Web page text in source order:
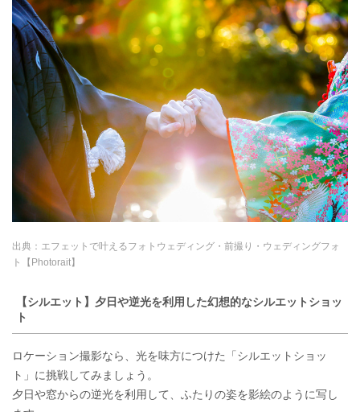
出典： エフェットで叶えるフォトウェディング・前撮り・ウェディングフォ
ト【Photorait】
【シルエット】夕日や逆光を利用した幻想的なシルエットショッ
ト
ロケーション撮影なら、光を味方につけた「シルエットショッ
ト」に挑戦してみましょう。
夕日や窓からの逆光を利用して、ふたりの姿を影絵のように写し